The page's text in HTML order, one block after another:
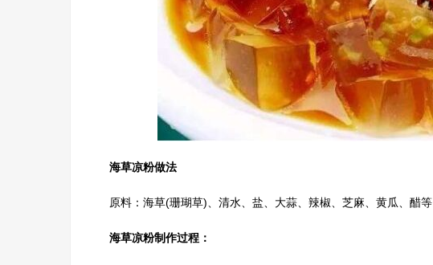
海草凉粉做法
原料：海草(珊瑚草)、清水、盐、大蒜、辣椒、芝麻、黄瓜、醋等
海草凉粉制作过程：